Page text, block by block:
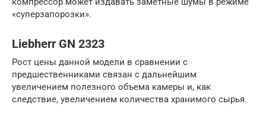
«суперзапорозки».
Liebherr GN 2323
Рост цены данной модели в сравнении с
предшественниками связан с дальнейшим
увеличением полезного объема камеры и, как
следствие, увеличением количества хранимого сырья.